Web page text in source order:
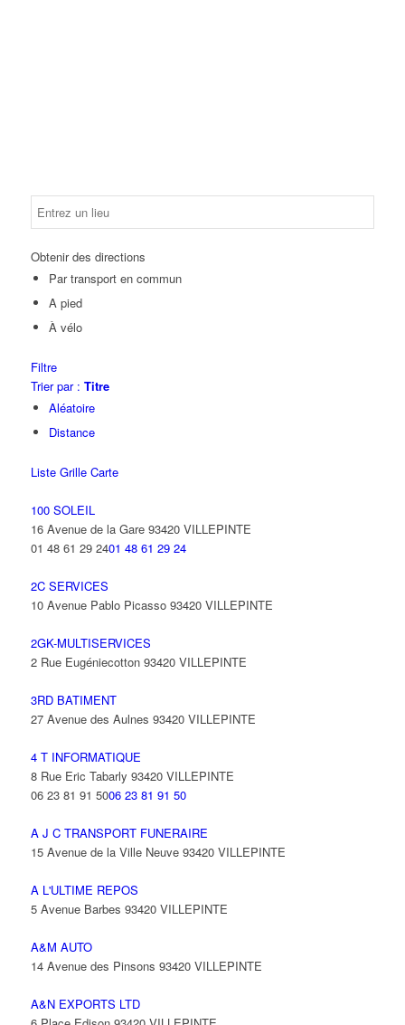
Obtenir des directions
Par transport en commun
A pied
À vélo
Filtre
Trier par : Titre
Aléatoire
Distance
Liste Grille Carte
100 SOLEIL
16 Avenue de la Gare 93420 VILLEPINTE
01 48 61 29 2401 48 61 29 24
2C SERVICES
10 Avenue Pablo Picasso 93420 VILLEPINTE
2GK-MULTISERVICES
2 Rue Eugéniecotton 93420 VILLEPINTE
3RD BATIMENT
27 Avenue des Aulnes 93420 VILLEPINTE
4 T INFORMATIQUE
8 Rue Eric Tabarly 93420 VILLEPINTE
06 23 81 91 5006 23 81 91 50
A J C TRANSPORT FUNERAIRE
15 Avenue de la Ville Neuve 93420 VILLEPINTE
A L'ULTIME REPOS
5 Avenue Barbes 93420 VILLEPINTE
A&M AUTO
14 Avenue des Pinsons 93420 VILLEPINTE
A&N EXPORTS LTD